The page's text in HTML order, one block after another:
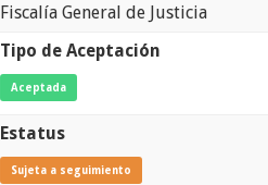
Fiscalía General de Justicia
Tipo de Aceptación
Aceptada
Estatus
Sujeta a seguimiento